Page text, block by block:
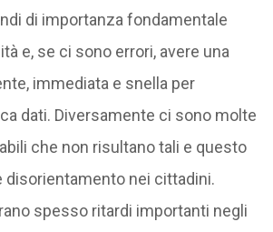
di importanza fondamentale
e, se ci sono errori, avere una
immediata e snella per
dati. Diversamente ci sono molte
che non risultano tali e questo
disorientamento nei cittadini.
spesso ritardi importanti negli